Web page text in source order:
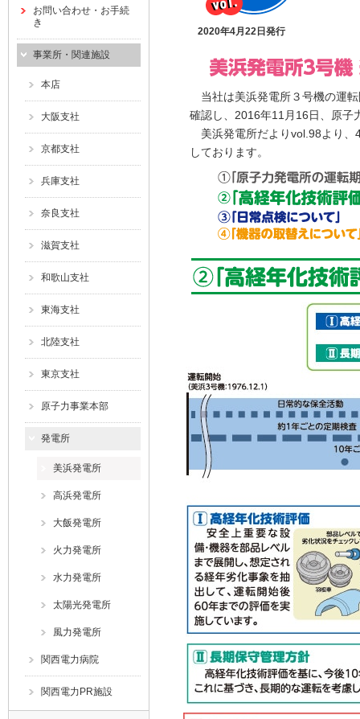
2020年4月22日発行
当社は美浜発電所３号機の運
確認し、2016年11月16日、原子
美浜発電所だよりvol.98より、
しております。
お問い合わせ・お手続
き
事業所・関連施設
本店
大阪支社
京都支社
兵庫支社
奈良支社
滋賀支社
和歌山支社
東海支社
北陸支社
東京支社
原子力事業本部
発電所
美浜発電所
高浜発電所
大飯発電所
火力発電所
水力発電所
太陽光発電所
風力発電所
関西電力病院
関西電力PR施設